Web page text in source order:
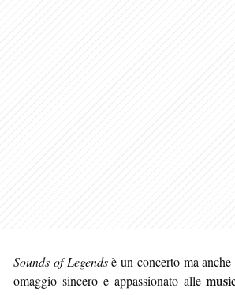
Sounds of Legendsè un concerto ma
omaggio sincero e appassionato alle